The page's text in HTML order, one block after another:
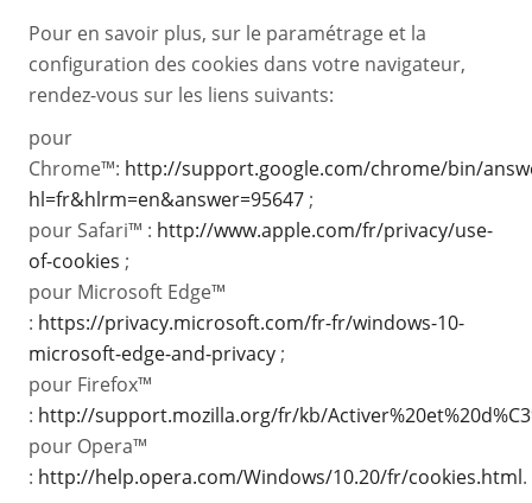
Pour en savoir plus, sur le paramétrage et la
configuration des cookies dans votre navigateur,
rendez-vous sur les liens suivants:
pour
Chrome™: http://support.google.com/chrome/bin/
hl=fr&hlrm=en&answer=95647 ;
pour Safari™ : http://www.apple.com/fr/privacy/use-
of-cookies ;
pour Microsoft Edge™
: https://privacy.microsoft.com/fr-fr/windows-10-
microsoft-edge-and-privacy ;
pour Firefox™
: http://support.mozilla.org/fr/kb/
pour Opera™
: http://help.opera.com/Windows/10.20/fr/cookies.html.